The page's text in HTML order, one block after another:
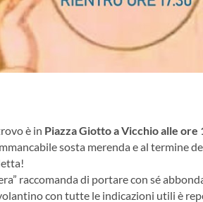
è in Piazza Giotto a Vicchio alle
sosta merenda e al termine
raccomanda di portare con sé
con tutte le indicazioni utili è